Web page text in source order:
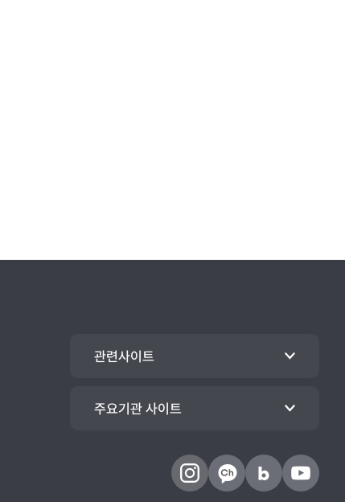
관련사이트
주요기관 사이트